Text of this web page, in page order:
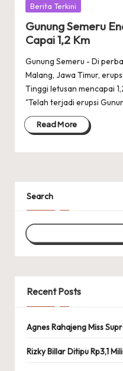
Posted
Berita Terkini
Gunung Semeru
Capai 1,2 Km
Gunung Semeru - Di
Malang, Jawa Timur,
Tinggi letusan mencapai
"Telah terjadi erupsi
Read More
Search
Recent Posts
Agnes Rahajeng Miss
Rizky Billar Ditipu Rp3,1